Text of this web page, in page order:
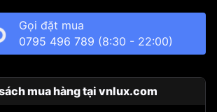
Gọi đặt mua
0795 496 789 (8:30 - 22:00)
mua hàng tại vnlux.com